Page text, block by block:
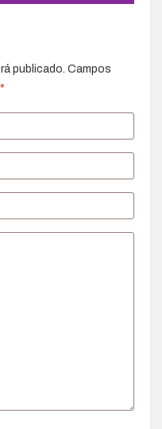
publicado. Campos
*